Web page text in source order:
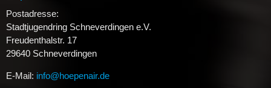
Postadresse:
Stadtjugendring Schneverdingen e.V.
Freudenthalstr. 17
29640 Schneverdingen
E-Mail: info@hoepenair.de
GALERIE HÖPENAIR 2024
GALERIE HÖPENAIR 2022